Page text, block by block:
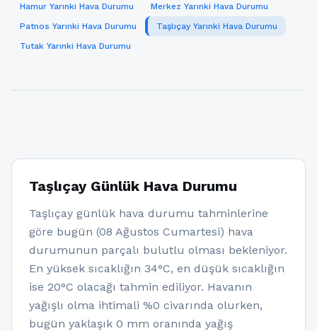
Hamur Yarınki Hava Durumu
Merkez Yarınki Hava Durumu
Patnos Yarınki Hava Durumu
Taşlıçay Yarınki Hava Durumu
Tutak Yarınki Hava Durumu
Taşlıçay Günlük Hava Durumu
Taşlıçay günlük hava durumu tahminlerine
göre bugün (08 Ağustos Cumartesi) hava
durumunun parçalı bulutlu olması bekleniyor.
En yüksek sıcaklığın 34°C, en düşük sıcaklığın
ise 20°C olacağı tahmin ediliyor. Havanın
yağışlı olma ihtimali %0 civarında olurken,
bugün yaklaşık 0 mm oranında yağış